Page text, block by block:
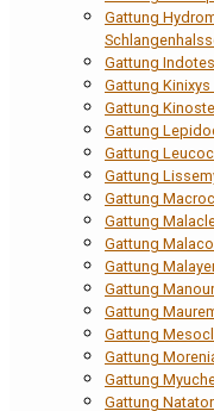
Gattung
Gattung
Gattung
Gattung
Gattung
Gattung
Gattung
Gattung
Gattung
Gattung
Gattung
Gattung
Gattung
Gattung
Gattung
Gattung
Gattung Natator